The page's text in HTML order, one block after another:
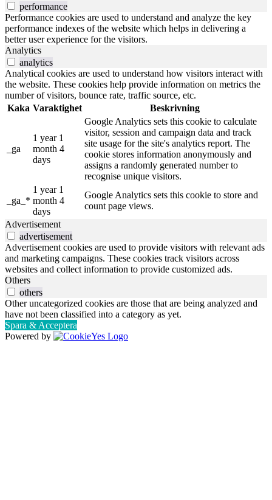
performance
Performance cookies are used to understand and analyze the key
performance indexes of the website which helps in delivering a
better user experience for the visitors.
Analytics
analytics
Analytical cookies are used to understand how visitors interact with
the website. These cookies help provide information on metrics the
number of visitors, bounce rate, traffic source, etc.
Kaka Varaktighet Beskrivning
_ga
1 year 1
month 4
days
Google Analytics sets this cookie to calculate
visitor, session and campaign data and track
site usage for the site's analytics report. The
cookie stores information anonymously and
assigns a randomly generated number to
recognise unique visitors.
_ga_*
1 year 1
month 4
days
Google Analytics sets this cookie to store and
count page views.
Advertisement
advertisement
Advertisement cookies are used to provide visitors with relevant ads
and marketing campaigns. These cookies track visitors across
websites and collect information to provide customized ads.
Others
others
Other uncategorized cookies are those that are being analyzed and
have not been classified into a category as yet.
Spara & Acceptera
Powered by